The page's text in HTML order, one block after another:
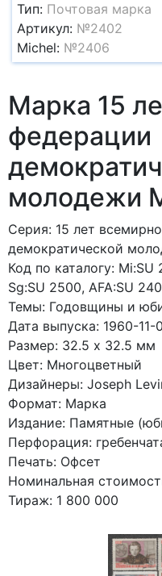
Тип: Почтовая марка
Артикул: №2402
Michel: №2406
Марка 15
федерации
молодежи
Серия: 15 лет
демократической
Код по каталогy: Mi:SU
Sg:SU 2500, AFA:SU
Темы: Годовщины и
Дата выпуска: 1960-
Размер: 32.5 x 32.5 мм
Цвет: Многоцветный
Дизайнеры: Joseph
Формат: Марка
Издание: Памятные
Перфорация:
Печать: Офсет
Номинальная
Тираж: 1 800 000